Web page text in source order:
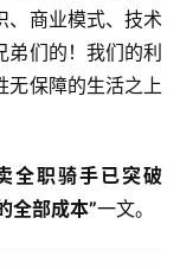
、商业模式、技术
们的！我们的利
无保障的生活之上
全职骑手已突破
全部成本”一文。